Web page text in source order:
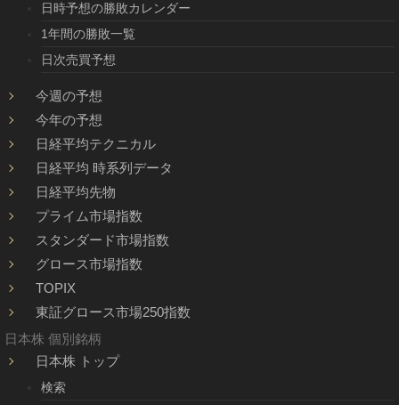
日時予想の勝敗カレンダー
1年間の勝敗一覧
日次売買予想
今週の予想
今年の予想
日経平均テクニカル
日経平均 時系列データ
日経平均先物
プライム市場指数
スタンダード市場指数
グロース市場指数
TOPIX
東証グロース市場250指数
日本株 個別銘柄
日本株 トップ
検索